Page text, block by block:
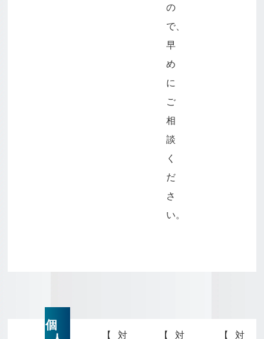
の
で、
早
め
に
ご
相
談
く
だ
さ
い。
個
【対
【対
【対